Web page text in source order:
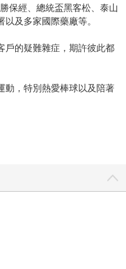
保經、總統盃黑客松、泰山
及多家國際藥廠等。
戶的疑難雜症，期許彼此都
動，特別熱愛棒球以及陪著